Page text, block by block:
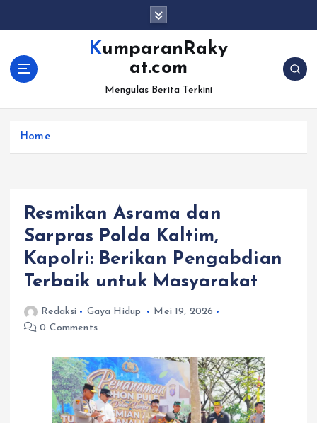
KumparanRaky
at.com
Mengulas Berita Terkini
Home
Resmikan Asrama dan
Sarpras Polda Kaltim,
Kapolri: Berikan Pengabdian
Terbaik untuk Masyarakat
Redaksi Gaya Hidup
Mei 19, 2026
0 Comments